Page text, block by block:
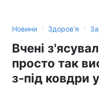
Новини › Здоров'я ›
Вчені
просто так
з-під ковдри